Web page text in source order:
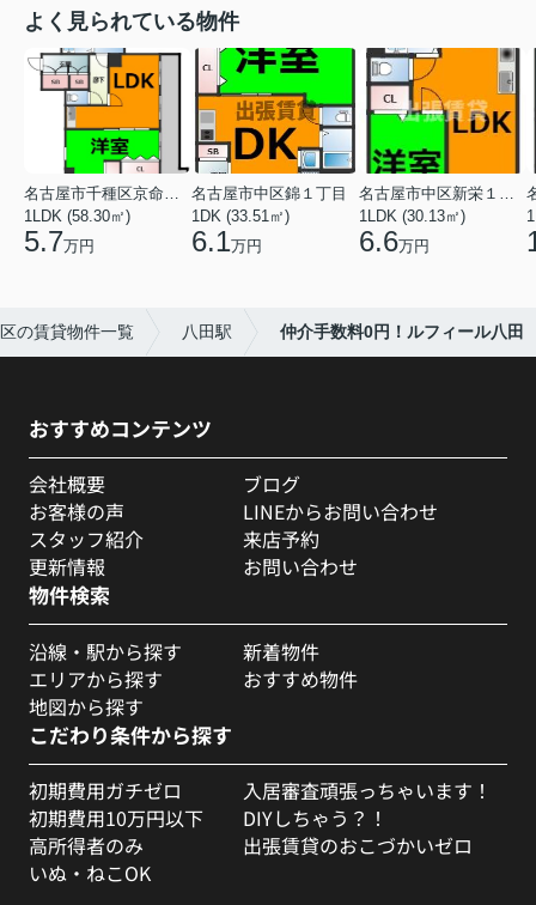
よく見られている物件
名古屋市千種区京命１丁目
1LDK (58.30㎡)
5.7万円
名古屋市中区錦１丁目
1DK (33.51㎡)
6.1万円
名古屋市中区新栄１丁目
1LDK (30.13㎡)
6.6万円
の賃貸物件一覧 八田駅 仲介手数料0円！ルフィール八田
おすすめコンテンツ
会社概要
お客様の声
スタッフ紹介
更新情報
ブログ
LINEからお問い合わせ
来店予約
お問い合わせ
物件検索
沿線・駅から探す
エリアから探す
地図から探す
新着物件
おすすめ物件
こだわり条件から探す
初期費用ガチゼロ
初期費用10万円以下
高所得者のみ
いぬ・ねこOK
入居審査頑張っちゃいます！
DIYしちゃう？！
出張賃貸のおこづかいゼロ